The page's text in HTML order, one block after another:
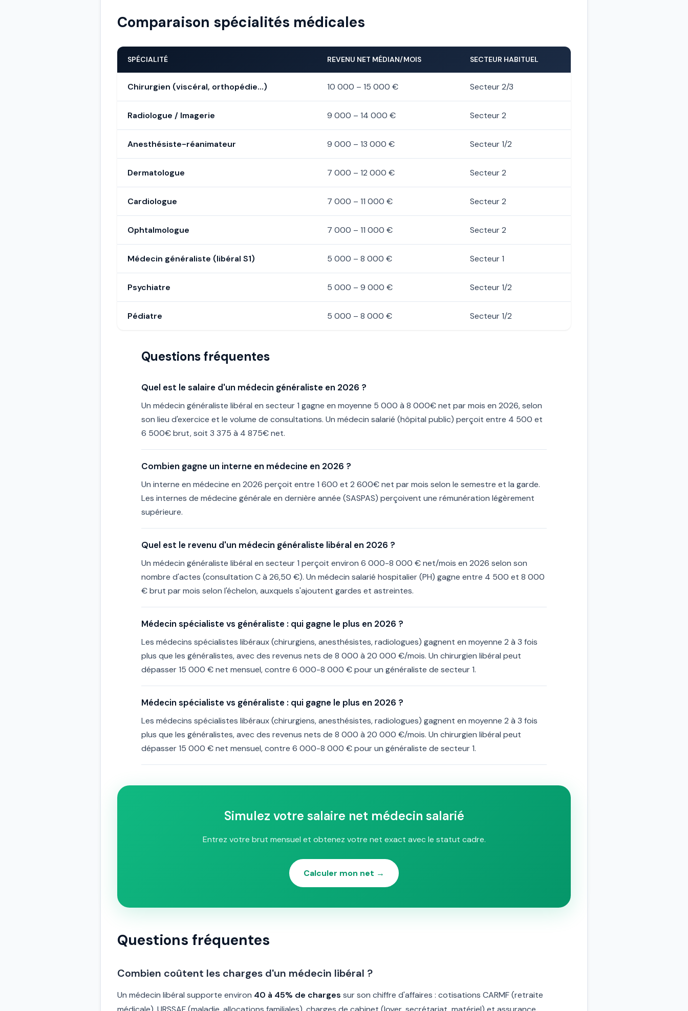
Comparaison spécialités médicales
SPÉCIALITÉ REVENU NET MÉDIAN/MOIS SECTEUR HABITUEL
Chirurgien (viscéral, orthopédie…) 10 000 – 15 000 € Secteur 2/3
Radiologue / Imagerie 9 000 – 14 000 € Secteur 2
Anesthésiste-réanimateur 9 000 – 13 000 € Secteur 1/2
Dermatologue 7 000 – 12 000 € Secteur 2
Cardiologue 7 000 – 11 000 € Secteur 2
Ophtalmologue 7 000 – 11 000 € Secteur 2
Médecin généraliste (libéral S1) 5 000 – 8 000 € Secteur 1
Psychiatre 5 000 – 9 000 € Secteur 1/2
Pédiatre 5 000 – 8 000 € Secteur 1/2
Questions fréquentes
Quel est le salaire d'un médecin généraliste en 2026 ?
Un médecin généraliste libéral en secteur 1 gagne en moyenne 5 000 à 8 000€ net par mois en 2026, selon
son lieu d'exercice et le volume de consultations. Un médecin salarié (hôpital public) perçoit entre 4 500 et
6 500€ brut, soit 3 375 à 4 875€ net.
Combien gagne un interne en médecine en 2026 ?
Un interne en médecine en 2026 perçoit entre 1 600 et 2 600€ net par mois selon le semestre et la garde.
Les internes de médecine générale en dernière année (SASPAS) perçoivent une rémunération légèrement
supérieure.
Quel est le revenu d'un médecin généraliste libéral en 2026 ?
Un médecin généraliste libéral en secteur 1 perçoit environ 6 000-8 000 € net/mois en 2026 selon son
nombre d'actes (consultation C à 26,50 €). Un médecin salarié hospitalier (PH) gagne entre 4 500 et 8 000
€ brut par mois selon l'échelon, auxquels s'ajoutent gardes et astreintes.
Médecin spécialiste vs généraliste : qui gagne le plus en 2026 ?
Les médecins spécialistes libéraux (chirurgiens, anesthésistes, radiologues) gagnent en moyenne 2 à 3 fois
plus que les généralistes, avec des revenus nets de 8 000 à 20 000 €/mois. Un chirurgien libéral peut
dépasser 15 000 € net mensuel, contre 6 000-8 000 € pour un généraliste de secteur 1.
Médecin spécialiste vs généraliste : qui gagne le plus en 2026 ?
Les médecins spécialistes libéraux (chirurgiens, anesthésistes, radiologues) gagnent en moyenne 2 à 3 fois
plus que les généralistes, avec des revenus nets de 8 000 à 20 000 €/mois. Un chirurgien libéral peut
dépasser 15 000 € net mensuel, contre 6 000-8 000 € pour un généraliste de secteur 1.
Simulez votre salaire net médecin salarié
Entrez votre brut mensuel et obtenez votre net exact avec le statut cadre.
Calculer mon net →
Questions fréquentes
Combien coûtent les charges d'un médecin libéral ?
Un médecin libéral supporte environ 40 à 45% de charges sur son chiffre d'affaires : cotisations CARMF (retraite